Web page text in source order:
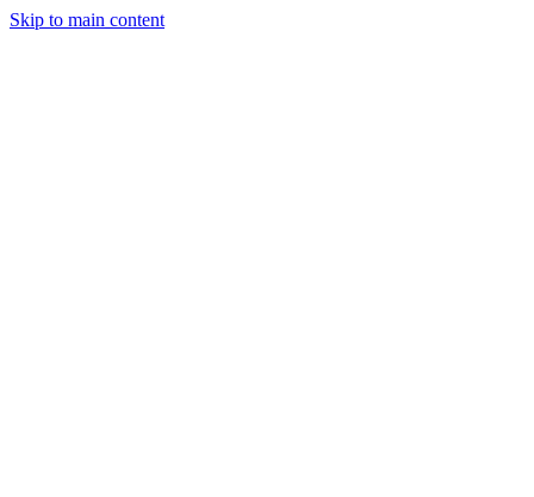
Skip to main content